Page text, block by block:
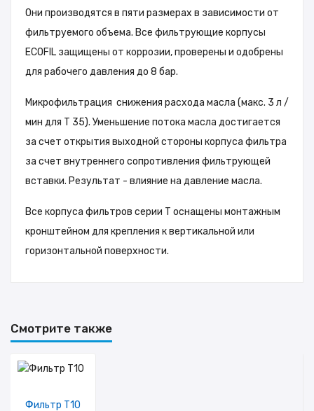
Они производятся в пяти размерах в зависимости от
фильтруемого объема. Все фильтрующие корпусы
ECOFIL защищены от коррозии, проверены и одобрены
для рабочего давления до 8 бар.
Микрофильтрация снижения расхода масла (макс. 3 л /
мин для T 35). Уменьшение потока масла достигается
за счет открытия выходной стороны корпуса фильтра
за счет внутреннего сопротивления фильтрующей
вставки. Результат - влияние на давление масла.
Все корпуса фильтров серии T оснащены монтажным
кронштейном для крепления к вертикальной или
горизонтальной поверхности.
Смотрите также
Фильтр Т10